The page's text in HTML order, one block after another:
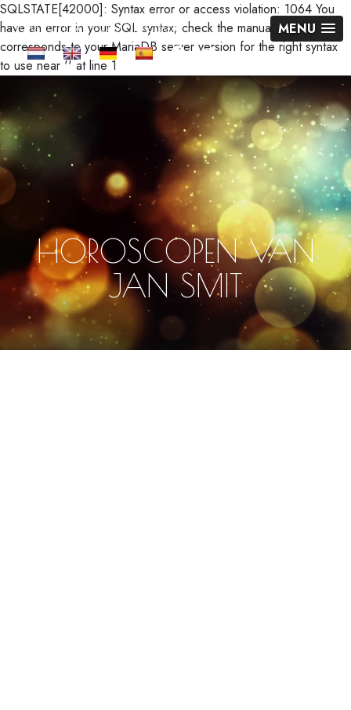
SQLSTATE[42000]: Syntax error or access violation: 1064 You
have an error in your SQL syntax; check the manual that
corresponds to your MariaDB server version for the right syntax
to use near '' at line 1
Toekomst voorspellen MENU
HOROSCOPEN VAN
JAN SMIT